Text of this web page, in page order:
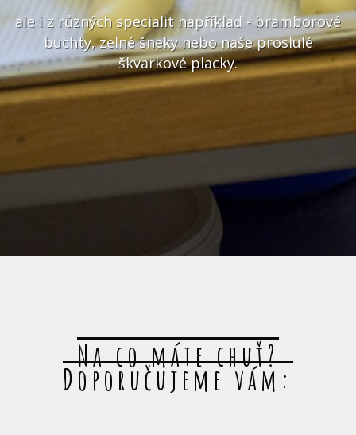
ale i z různých specialit například - bramborové
buchty, zelné šneky nebo naše proslulé
škvarkové placky.
Na co máte chuť?
Doporučujeme vám: